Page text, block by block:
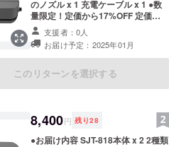
のノズル x 1 充電ケーブル x 1 ●数
量限定！定価から17%OFF 定価
7,000円（税込）→ 5,800円（税
込）支援者：0人
お届け予定：2025年01月
このリターンを選択する
8,400円 残り28
●お届け内容 SJT-818本体 x 2 2種類